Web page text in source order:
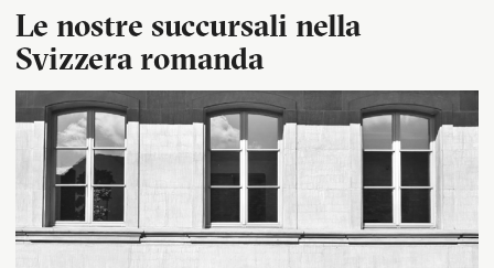
Le nostre succursali nella
Svizzera romanda